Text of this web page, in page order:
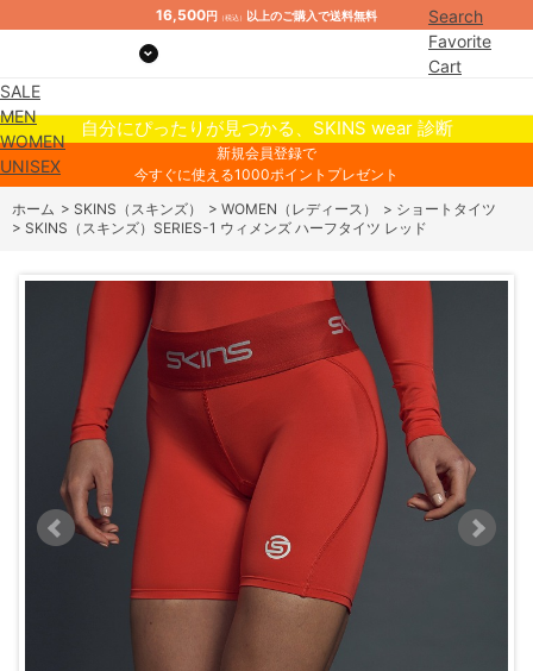
16,500円 （税込） 以上のご購入で送料無料
Search
Favorite
Cart
SALE
MEN
WOMEN
UNISEX
自分にぴったりが見つかる、SKINS wear 診断
新規会員登録で
今すぐに使える1000ポイントプレゼント
ホーム > SKINS（スキンズ） > WOMEN（レディース） > ショートタイツ
> SKINS（スキンズ）SERIES-1 ウィメンズ ハーフタイツ レッド